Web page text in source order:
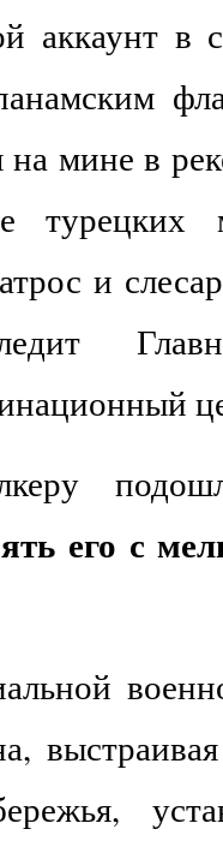
аккаунт в
на мине в
турецких
и
его с